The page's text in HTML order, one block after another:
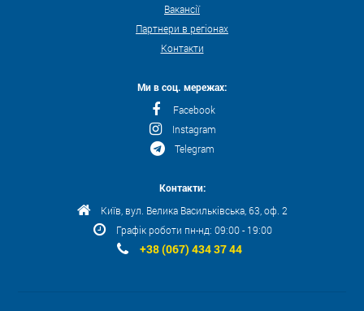
Вакансії
Партнери в регіонах
Контакти
Ми в соц. мережах:
Facebook
Instagram
Telegram
Контакти:
Київ, вул. Велика Васильківська, 63, оф. 2
Графік роботи пн-нд: 09:00 - 19:00
+38 (067) 434 37 44